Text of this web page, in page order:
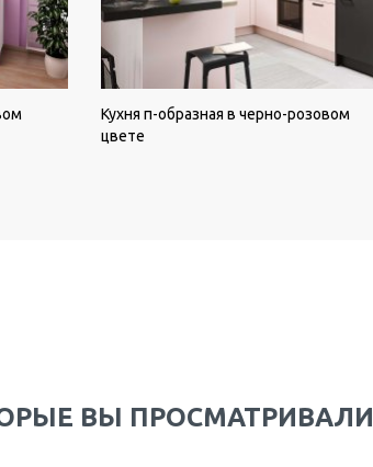
Кухня п-образная в черно-розовом
цвете
ВЫ ПРОСМАТРИВАЛИ